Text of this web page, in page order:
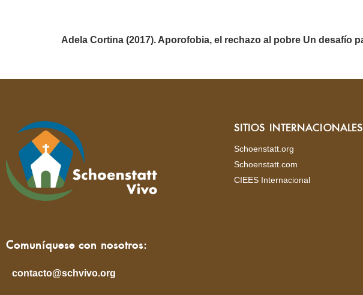
Adela Cortina (2017). Aporofobia, el rechazo al pobre Un desafío
SITIOS INTERNACIONALES
Schoenstatt.org
Schoenstatt.com
CIEES Internacional
Comuníquese con nosotros:
contacto@schvivo.org